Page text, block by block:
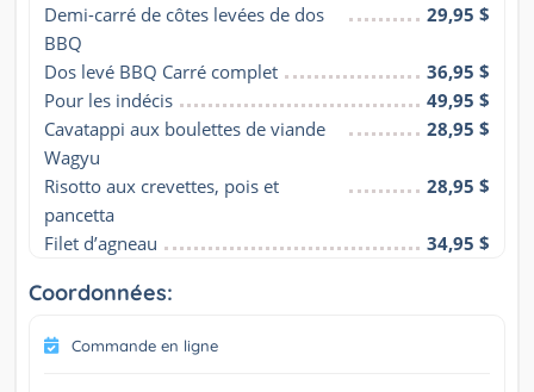
Demi-carré de côtes levées de dos
BBQ
29,95 $
Dos levé BBQ Carré complet
36,95 $
Pour les indécis
49,95 $
Cavatappi aux boulettes de viande
Wagyu
28,95 $
Risotto aux crevettes, pois et
pancetta
28,95 $
Filet d’agneau 34,95 $
Coordonnées:
Commande en ligne